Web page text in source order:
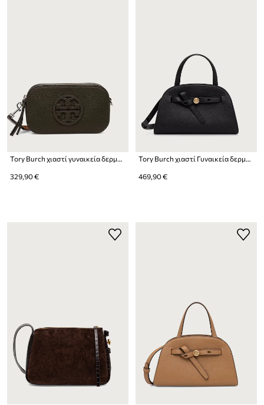
Tory Burch χιαστί γυναικεία δερμάτινη Miller Mini
329,90 €
Tory Burch χιαστί Γυναικεία δερμάτινη Romy Small Bauletto
469,90 €